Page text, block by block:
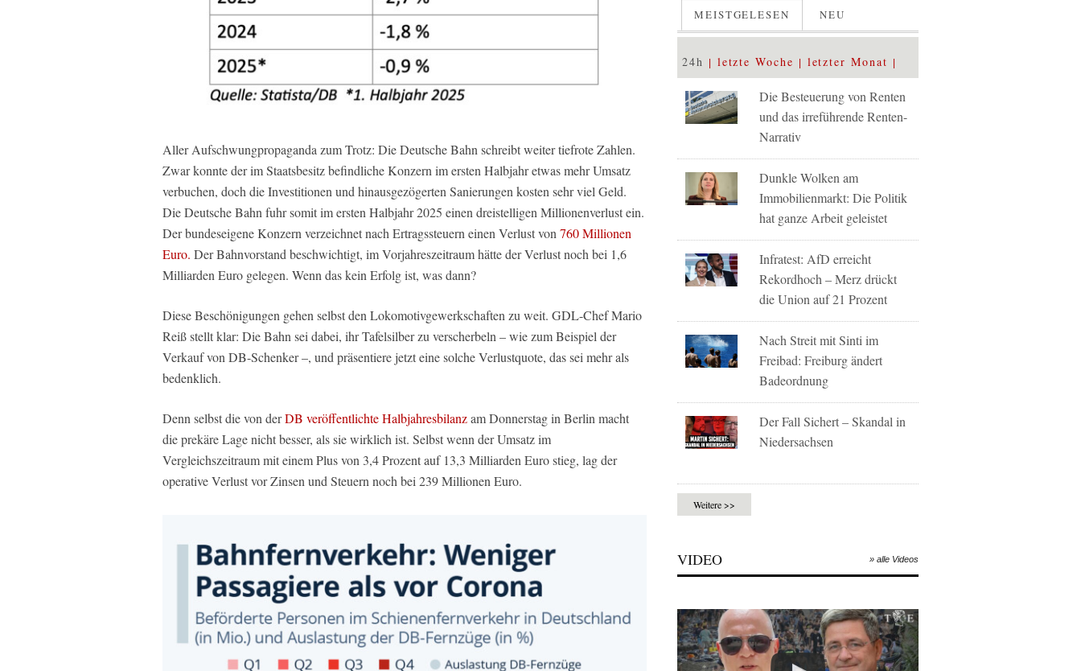
Aller Aufschwungpropaganda zum Trotz: Die Deutsche Bahn schreibt weiter tiefrote Zahlen.
Zwar konnte der im Staatsbesitz befindliche Konzern im ersten Halbjahr etwas mehr Umsatz
verbuchen, doch die Investitionen und hinausgezögerten Sanierungen kosten sehr viel Geld.
Die Deutsche Bahn fuhr somit im ersten Halbjahr 2025 einen dreistelligen Millionenverlust ein.
Der bundeseigene Konzern verzeichnet nach Ertragssteuern einen Verlust von 760 Millionen
Euro. Der Bahnvorstand beschwichtigt, im Vorjahreszeitraum hätte der Verlust noch bei 1,6
Milliarden Euro gelegen. Wenn das kein Erfolg ist, was dann?
Diese Beschönigungen gehen selbst den Lokomotivgewerkschaften zu weit. GDL-Chef Mario
Reiß stellt klar: Die Bahn sei dabei, ihr Tafelsilber zu verscherbeln – wie zum Beispiel der
Verkauf von DB-Schenker –, und präsentiere jetzt eine solche Verlustquote, das sei mehr als
bedenklich.
Denn selbst die von derDB veröffentlichte Halbjahresbilanzam Donnerstag in Berlin macht
die prekäre Lage nicht besser, als sie wirklich ist. Selbst wenn der Umsatz im
Vergleichszeitraum mit einem Plus von 3,4 Prozent auf 13,3 Milliarden Euro stieg, lag der
operative Verlust vor Zinsen und Steuern noch bei 239 Millionen Euro.
MEISTGELESEN NEU
24h letzte Woche letzter Monat
Die Besteuerung von Renten
und das irreführende Renten-
Narrativ
Dunkle Wolken am
Immobilienmarkt: Die Politik
hat ganze Arbeit geleistet
Infratest: AfD erreicht
Rekordhoch – Merz drückt
die Union auf 21 Prozent
Nach Streit mit Sinti im
Freibad: Freiburg ändert
Badeordnung
Der Fall Sichert – Skandal in
Niedersachsen
Weitere >>
VIDEO » alle Videos